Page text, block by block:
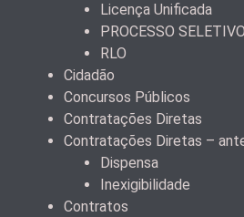
Licença Unificada
PROCESSO SELETIVO
RLO
Cidadão
Concursos Públicos
Contratações Diretas
Contratações Diretas –
Dispensa
Inexigibilidade
Contratos